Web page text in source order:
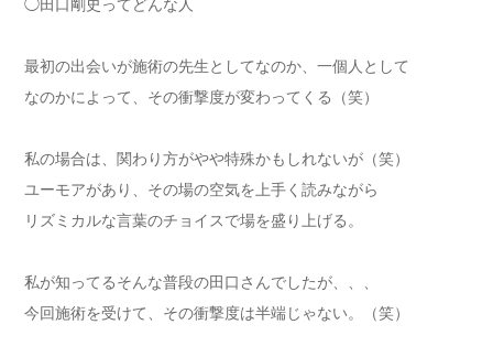
◯田口剛史ってどんな人
最初の出会いが施術の先生としてなのか、一個人として
なのかによって、その衝撃度が変わってくる（笑）
私の場合は、関わり方がやや特殊かもしれないが（笑）
ユーモアがあり、その場の空気を上手く読みながら
リズミカルな言葉のチョイスで場を盛り上げる。
私が知ってるそんな普段の田口さんでしたが、、、
今回施術を受けて、その衝撃度は半端じゃない。（笑）